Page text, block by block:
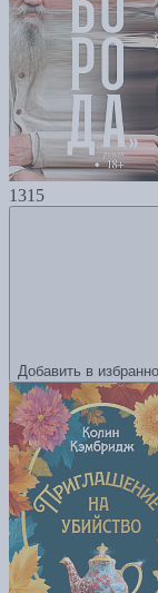
1315
Добавить в